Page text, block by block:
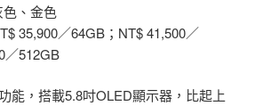
、金色
35,900／64GB；NT$ 41,500／
／512GB
能，搭載5.8吋OLED顯示器，比起上